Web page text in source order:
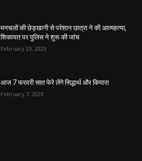
मनचलों की छेड़खानी से परेशान छात्रा ने की आत्महत्या,
शिकायत पर पुलिस ने शुरू की जांच
February 23, 2023
आज 7 फरवरी सात फेरे लेंगे सिद्धार्थ और कियारा
February 7, 2023